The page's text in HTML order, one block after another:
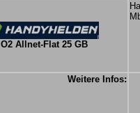
O2 Allnet-Flat 25 GB
Weitere Infos: